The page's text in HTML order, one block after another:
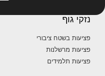
נזקי גוף
פציעות בשטח ציבורי
פציעות מרשלנות
פציעות תלמידים